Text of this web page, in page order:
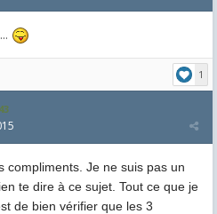
1
compliments. Je ne suis pas un
te dire à ce sujet. Tout ce que je
de bien vérifier que les 3